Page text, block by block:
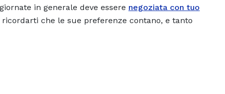
in generale deve essere negoziata con tuo
che le sue preferenze contano, e tanto